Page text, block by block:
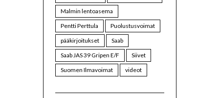
Malmin lentoasema
Pentti Perttula
Puolustusvoimat
pääkirjoitukset
Saab
Saab JAS 39 Gripen E/F
Siivet
Suomen Ilmavoimat
videot